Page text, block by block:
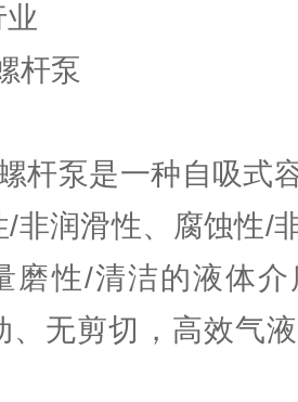
泵
是一种自吸式容
/非润滑性、腐蚀性/
磨性/清洁的液体
、无剪切，高效气